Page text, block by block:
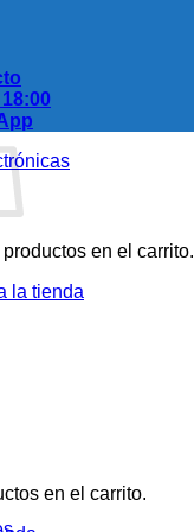
productos en el carrito.
la tienda
en el carrito.